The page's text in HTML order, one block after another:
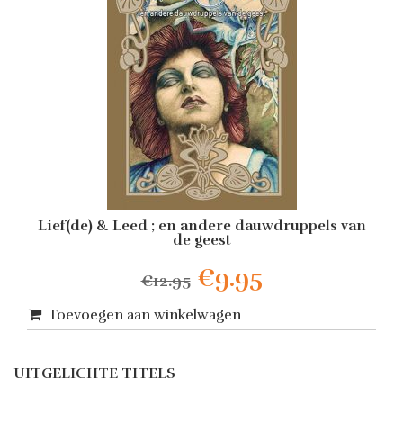
Lief(de) & Leed ; en andere dauwdruppels van
de geest
€12.95 Oorspronkelijke
prijs
€9.95Huidige
Toevoegen aan winkelwagen
UITGELICHTE TITELS